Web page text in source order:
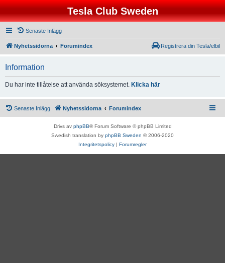
Tesla Club Sweden
Senaste Inlägg
Nyhetssidorna Forumindex Registrera din Tesla/elbil
Information
Du har inte tillåtelse att använda söksystemet. Klicka här
Senaste Inlägg Nyhetssidorna Forumindex
Drivs av phpBB® Forum Software © phpBB Limited
Swedish translation by phpBB Sweden © 2006-2020
Integritetspolicy | Forumregler